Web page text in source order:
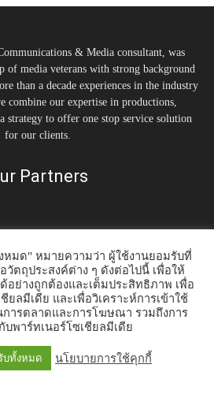
& Media consultant, was
of media veterans with strong background
than a decade experiences in the industry
combine our expertise in productions,
strategy to offer one stop service solution
for our clients.
Partners
คนต้นคิด Work & Living
Interview
Trending Story PR News
2020 Tonkit360.com
มด" หมายความว่า ผู้ใช้งานยอมรับที่
วัตถุประสงค์ต่าง ๆ ดังต่อไปนี้ เพื่อให้
อย่างถูกต้องและเต็มประสิทธิภาพ เพื่อ
ลมีเดีย และเพื่อวิเคราะห์การเข้าใช้
การตลาดและการโฆษณา รวมถึงการ
พาร์ทเนอร์โซเชียลมีเดีย
บทั้งหมด นโยบายการใช้คุกกี้